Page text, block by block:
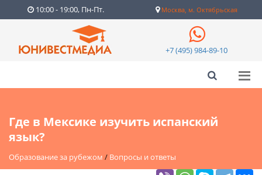
10:00 - 19:00, Пн-Пт. Москва, м. Октябрьская
+7 (495) 984-89-10
Где в Мексике изучить испанский
язык?
Образование за рубежом / Вопросы и ответы